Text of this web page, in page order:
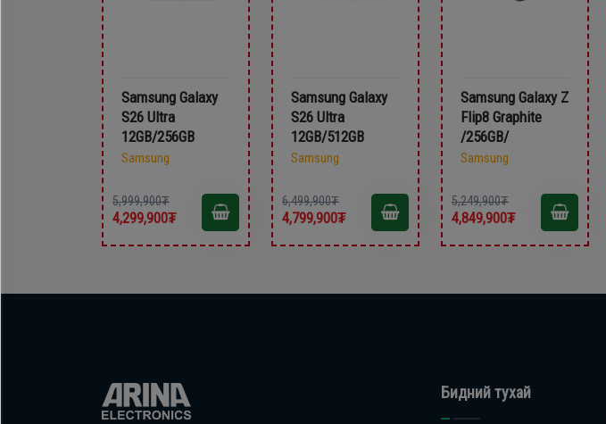
Samsung Galaxy
S26 Ultra
12GB/256GB
Samsung
5,999,900₮
4,299,900₮
Samsung Galaxy
S26 Ultra
12GB/512GB
Samsung
6,499,900₮
4,799,900₮
Samsung Galaxy Z
Flip8 Graphite
/256GB/
Samsung
5,249,900₮
4,849,900₮
Бидний тухай